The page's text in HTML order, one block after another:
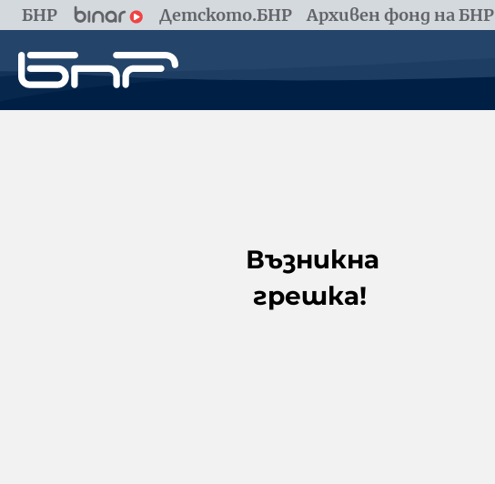
БНР Детското.БНР Архивен фонд на БНР
Възникна
грешка!